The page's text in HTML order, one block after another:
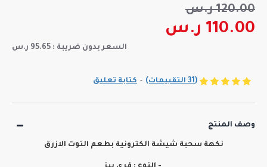
(31 التقييمات) - كتابة تعليق
110.00 ر.س
120.00 ر.س
السعر بدون ضريبة : 95.65 ر.س
وصف المنتج
نكهة سحبة شيشة الكترونية بطعم التوت الازرق